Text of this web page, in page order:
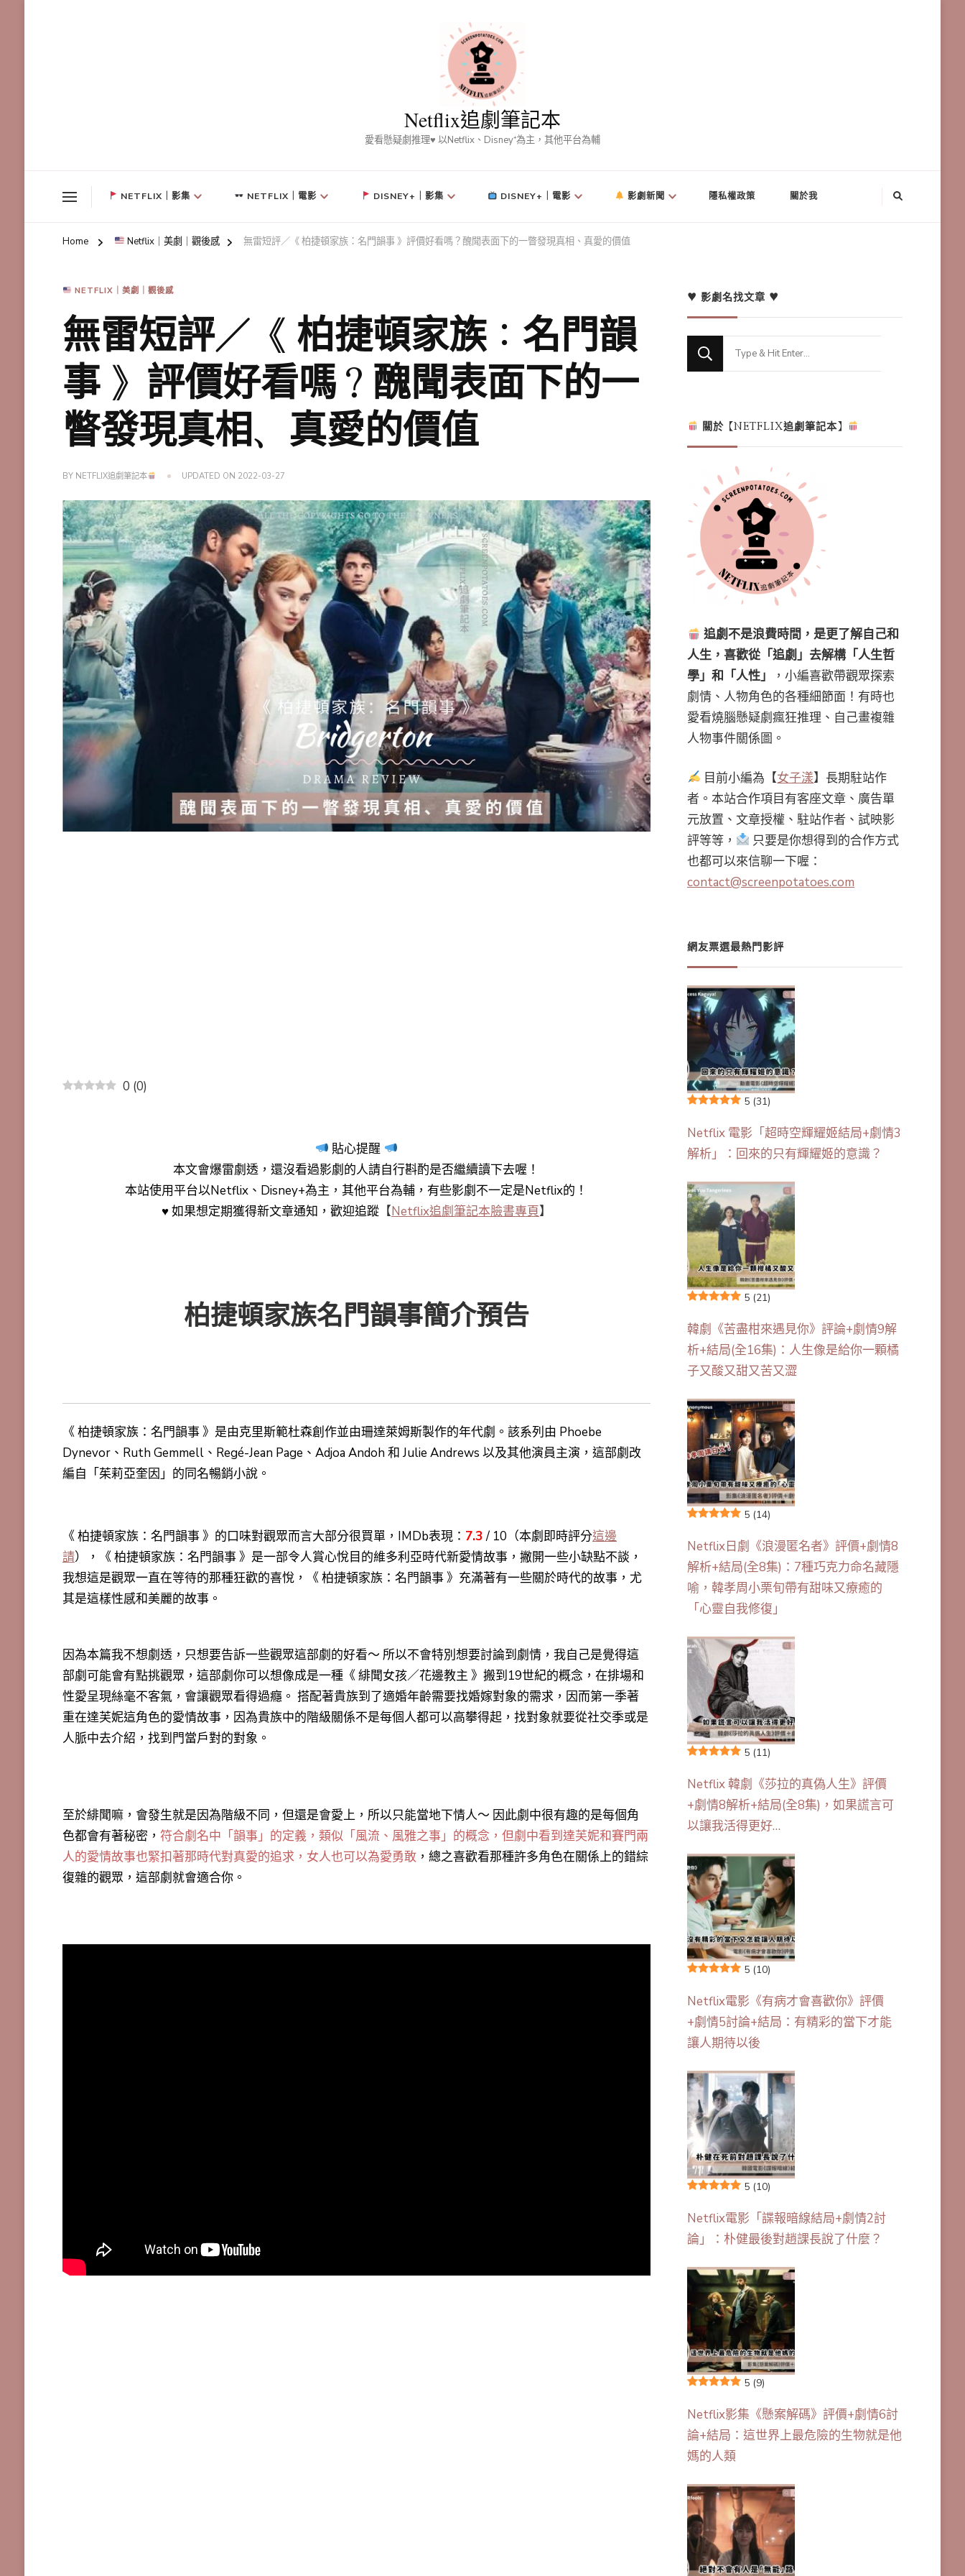
Netflix追劇筆記本
愛看懸疑劇推理♥ 以Netflix、Disney⁺為主，其他平台為輔
NETFLIX｜影集 NETFLIX｜電影 DISNEY+｜影集 DISNEY+｜電影 影劇新聞 隱私權政策 關於我
Home Netflix｜美劇｜觀後感 無雷短評／《 柏捷頓家族：名門韻事 》評價好看嗎？醜聞表面下的一瞥發現真相、真愛的價值
NETFLIX｜美劇｜觀後感
無雷短評／《 柏捷頓家族：名門韻
事 》評價好看嗎？醜聞表面下的一
瞥發現真相、真愛的價值
BY NETFLIX追劇筆記本 UPDATED ON 2022-03-27
0 (0)
貼心提醒
本文會爆雷劇透 ，還沒看過影劇的人請自行斟酌是否繼續讀下去喔！
本站使用平台以Netflix、Disney+為主，其他平台為輔，有些影劇不一定是Netflix的！
♥ 如果想定期獲得新文章通知，歡迎追蹤【Netflix追劇筆記本臉書專頁】
柏捷頓家族名門韻事簡介預告
《 柏捷頓家族：名門韻事 》是由克里斯範杜森創作並由珊達萊姆斯製作的年代劇。該系列由 Phoebe
Dynevor、Ruth Gemmell、Regé-Jean Page、Adjoa Andoh 和 Julie Andrews 以及其他演員主演，這部劇改
編自「茱莉亞奎因」的同名暢銷小說。
《 柏捷頓家族：名門韻事 》的口味對觀眾而言大部分很買單，IMDb表現： 7.3 / 10（本劇即時評分這邊
請），《 柏捷頓家族：名門韻事 》是一部令人賞心悅目的維多利亞時代新愛情故事，撇開一些小缺點不談，
我想這是觀眾一直在等待的那種狂歡的喜悅，《 柏捷頓家族：名門韻事 》充滿著有一些關於時代的故事，尤
其是這樣性感和美麗的故事。
因為本篇我不想劇透，只想要告訴一些觀眾這部劇的好看～ 所以不會特別想要討論到劇情，我自己是覺得這
部劇可能會有點挑觀眾，這部劇你可以想像成是一種《 緋聞女孩／花邊教主 》搬到19世紀的概念，在排場和
性愛呈現絲毫不客氣，會讓觀眾看得過癮。 搭配著貴族到了適婚年齡需要找婚嫁對象的需求，因而第一季著
重在達芙妮這角色的愛情故事，因為貴族中的階級關係不是每個人都可以高攀得起，找對象就要從社交季或是
人脈中去介紹，找到門當戶對的對象。
至於緋聞嘛，會發生就是因為階級不同，但還是會愛上，所以只能當地下情人～ 因此劇中很有趣的是每個角
色都會有著秘密， 符合劇名中「韻事」的定義，類似「風流、風雅之事」的概念，但劇中看到達芙妮和賽門兩
人的愛情故事也緊扣著那時代對真愛的追求，女人也可以為愛勇敢，總之喜歡看那種許多角色在關係上的錯綜
復雜的觀眾，這部劇就會適合你。
♥ 影劇名找文章 ♥
Looking
關於【NETFLIX追劇筆記本】
追劇不是浪費時間，是更了解自己和
人生，喜歡從「追劇」去解構「人生哲
學」和「人性」
，小編喜歡帶觀眾探索
劇情、人物角色的各種細節面！有時也
愛看燒腦懸疑劇瘋狂推理、自己畫複雜
人物事件關係圖。
目前小編為【女子漾】長期駐站作
者。本站合作項目有客座文章、廣告單
元放置、文章授權、駐站作者、試映影
評等等，
只要是你想得到的合作方式
也都可以來信聊一下喔：
contact@screenpotatoes.com
網友票選最熱門影評
5 (31)
Netflix 電影「超時空輝耀姬結局+劇情3
解析」：回來的只有輝耀姬的意識？
5 (21)
韓劇《苦盡柑來遇見你》評論+劇情9解
析+結局(全16集)：人生像是給你一顆橘
子又酸又甜又苦又澀
5 (14)
Netflix日劇《浪漫匿名者》評價+劇情8
解析+結局(全8集)：7種巧克力命名藏隱
喻，韓孝周小栗旬帶有甜味又療癒的
「心靈自我修復」
5 (11)
Netflix 韓劇《莎拉的真偽人生》評價
+劇情8解析+結局(全8集)，如果謊言可
以讓我活得更好…
5 (10)
Netflix電影《有病才會喜歡你》評價
+劇情5討論+結局：有精彩的當下才能
讓人期待以後
5 (10)
Netflix電影「諜報暗線結局+劇情2討
論」：朴健最後對趙課長說了什麼？
5 (9)
Netflix影集《懸案解碼》評價+劇情6討
論+結局：這世界上最危險的生物就是他
媽的人類